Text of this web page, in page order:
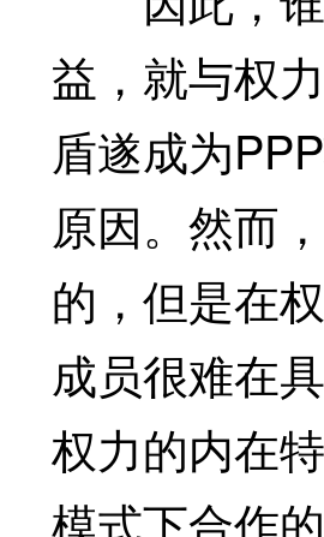
益，就与权
盾遂成为
原因。然而
的，但是在
成员很难在
权力的内在
模式下合作